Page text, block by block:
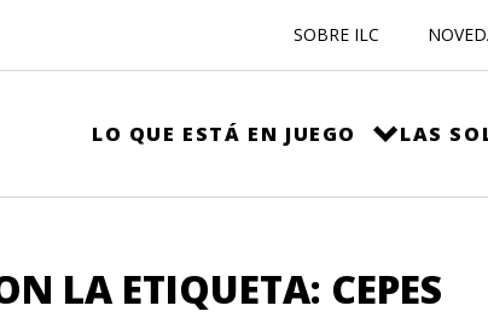
SOBRE ILC
LO QUE ESTÁ EN JUEGO LAS
LA ETIQUETA: CEPES